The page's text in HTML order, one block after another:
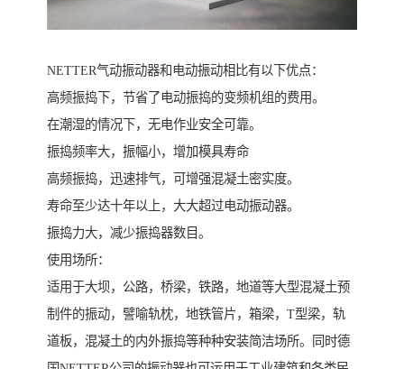
NETTER气动振动器和电动振动相比有以下优点：
高频振捣下，节省了电动振捣的变频机组的费用。
在潮湿的情况下，无电作业安全可靠。
振捣频率大，振幅小，增加模具寿命
高频振捣，迅速排气，可增强混凝土密实度。
寿命至少达十年以上，大大超过电动振动器。
振捣力大，减少振捣器数目。
使用场所：
适用于大坝，公路，桥梁，铁路，地道等大型混凝土预
制件的振动，譬喻轨枕，地铁管片，箱梁，T型梁，轨
道板，混凝土的内外振捣等种种安装简洁场所。同时德